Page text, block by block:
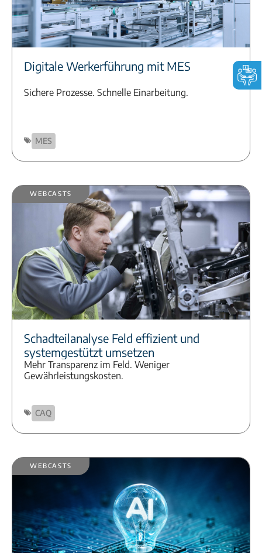
Digitale Werkerführung mit MES
Sichere Prozesse. Schnelle Einarbeitung.
MES
Webcasts
Schadteilanalyse Feld effizient und
systemgestützt umsetzen
Mehr Transparenz im Feld. Weniger
Gewährleistungskosten.
CAQ
Webcasts